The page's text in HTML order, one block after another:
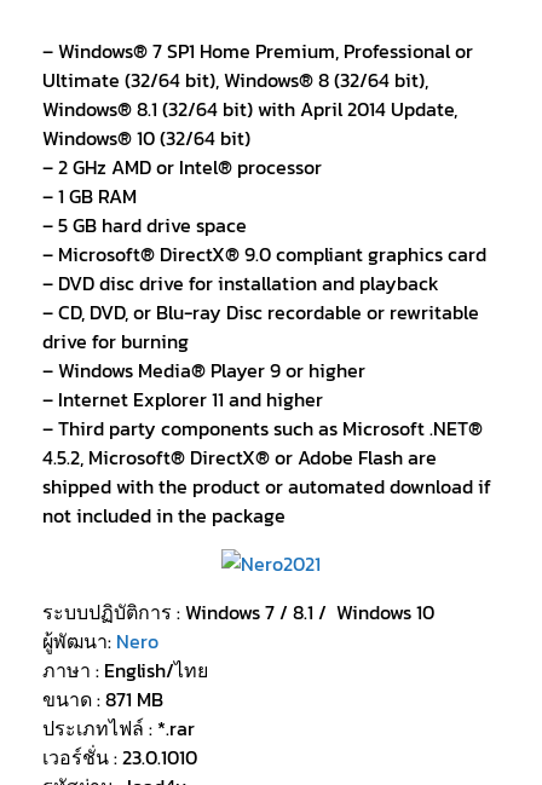
– Windows® 7 SP1 Home Premium, Professional or
Ultimate (32/64 bit), Windows® 8 (32/64 bit),
Windows® 8.1 (32/64 bit) with April 2014 Update,
Windows® 10 (32/64 bit)
– 2 GHz AMD or Intel® processor
– 1 GB RAM
– 5 GB hard drive space
– Microsoft® DirectX® 9.0 compliant graphics card
– DVD disc drive for installation and playback
– CD, DVD, or Blu-ray Disc recordable or rewritable
drive for burning
– Windows Media® Player 9 or higher
– Internet Explorer 11 and higher
– Third party components such as Microsoft .NET®
4.5.2, Microsoft® DirectX® or Adobe Flash are
shipped with the product or automated download if
not included in the package
ระบบปฏิบัติการ : Windows 7 / 8.1 / Windows 10
ผู้พัฒนา: Nero
ภาษา : English/ไทย
ขนาด : 871 MB
ประเภทไฟล์ : *.rar
เวอร์ชั่น : 23.0.1010